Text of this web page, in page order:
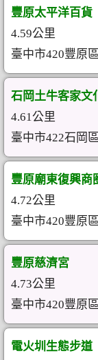
豐原太平洋百貨
4.59公里
臺中市420豐原
石岡土牛客家文
4.61公里
臺中市422石岡
豐原廟東復興商
4.72公里
臺中市420豐原
豐原慈濟宮
4.73公里
臺中市420豐原
電火圳生態步道